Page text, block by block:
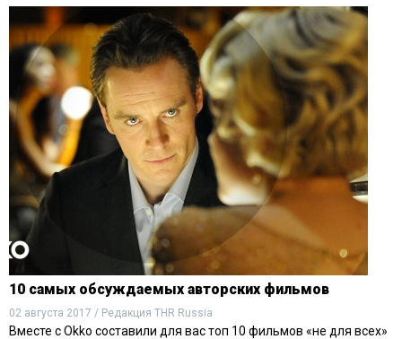
10 самых обсуждаемых авторских фильмов
02 августа 2017 / Редакция THR Russia
Вместе с Okko составили для вас топ 10 фильмов «не для всех»